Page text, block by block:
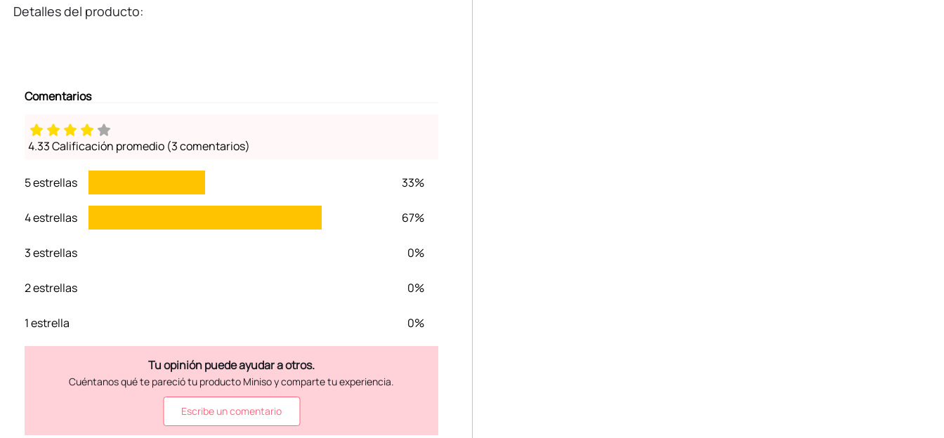
Detalles del producto:
Comentarios
4.33 Calificación promedio (3 comentarios)
5 estrellas 33%
4 estrellas 67%
3 estrellas 0%
2 estrellas 0%
1 estrella 0%
Escribe un comentario